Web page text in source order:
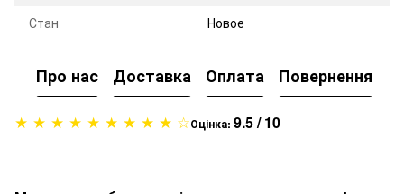
Стан
Новое
Про нас Доставка Оплата Повернення
★ ★ ★ ★ ★ ★ ★ ★ ★ ☆Оцінка: 9.5 / 10